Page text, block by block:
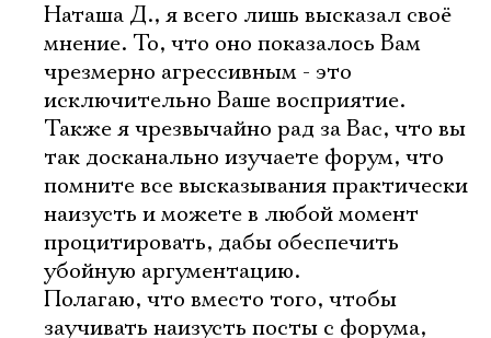
Наташа Д., я всего лишь высказал своё
мнение. То, что оно показалось Вам
чрезмерно агрессивным - это
исключительно Ваше восприятие.
Также я чрезвычайно рад за Вас, что вы
так досканально изучаете форум, что
помните все высказывания практически
наизусть и можете в любой момент
процитировать, дабы обеспечить
убойную аргументацию.
Полагаю, что вместо того, чтобы
заучивать наизусть посты с форума,